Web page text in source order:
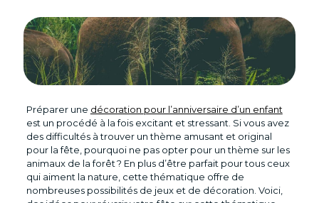
Préparer une décoration pour l’anniversaire d’un enfant
est un procédé à la fois excitant et stressant. Si vous avez
des difficultés à trouver un thème amusant et original
pour la fête, pourquoi ne pas opter pour un thème sur les
animaux de la forêt ? En plus d’être parfait pour tous ceux
qui aiment la nature, cette thématique offre de
nombreuses possibilités de jeux et de décoration. Voici,